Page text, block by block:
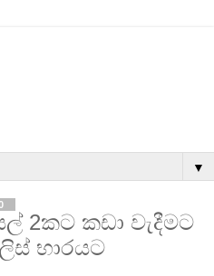
▼
2කට කඩා වැදීමට
භාරයට